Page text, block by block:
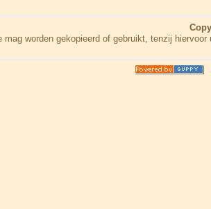
mag worden gekopieerd of gebruikt, tenzij